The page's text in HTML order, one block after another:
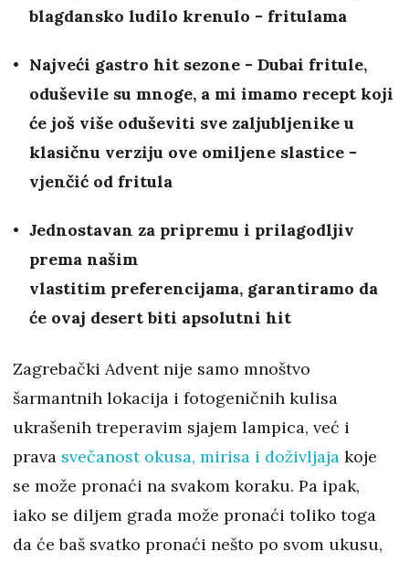
blagdansko ludilo krenulo - fritulama
Najveći gastro hit sezone - Dubai fritule,
oduševile su mnoge, a mi imamo recept koji
će još više oduševiti sve zaljubljenike u
klasičnu verziju ove omiljene slastice -
vjenčić od fritula
Jednostavan za pripremu i prilagodljiv
prema našim
vlastitim preferencijama, garantiramo da
će ovaj desert biti apsolutni hit
Zagrebački Advent nije samo mnoštvo
šarmantnih lokacija i fotogeničnih kulisa
ukrašenih treperavim sjajem lampica, već i
prava svečanost okusa, mirisa i doživljaja koje
se može pronaći na svakom koraku. Pa ipak,
iako se diljem grada može pronaći toliko toga
da će baš svatko pronaći nešto po svom ukusu,